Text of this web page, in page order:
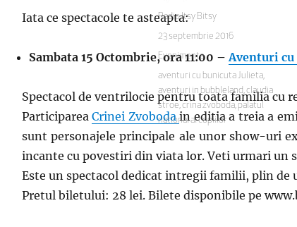
Iata ce spectacole te asteapta:
Sambata 15 Octombrie, ora 11:00 –Aventuri
Spectacol de ventrilocie pentru toata familia cu
ParticipareaCrinei Zvobodain editia a treia a
sunt personajele principale ale unor show-uri
incante cu povestiri din viata lor. Veti urmari un
Este un spectacol dedicat intregii familii, plin de
Pretul biletului: 28 lei. Bilete disponibile pe
Autor
Radio Itsy Bitsy
Publicat
pe
23 septembrie 2016
Categorii
Evenimente
Etichete
aventuri cu bunicuta Julieta,
aventuri in bubbleland,claudia
stroe,crina zvoboda, palatul
national al copiilor